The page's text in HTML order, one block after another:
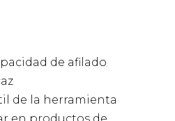
de afilado
de la herramienta